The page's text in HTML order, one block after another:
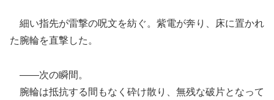
細い指先が雷撃の呪文を紡ぐ。紫電が奔り、床に置かれ
た腕輪を直撃した。
――次の瞬間。
腕輪は抵抗する間もなく砕け散り、無残な破片となって